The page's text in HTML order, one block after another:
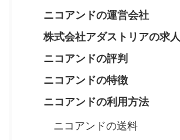
ニコアンドの運営会社
株式会社アダストリアの求人
ニコアンドの評判
ニコアンドの特徴
ニコアンドの利用方法
ニコアンドの送料